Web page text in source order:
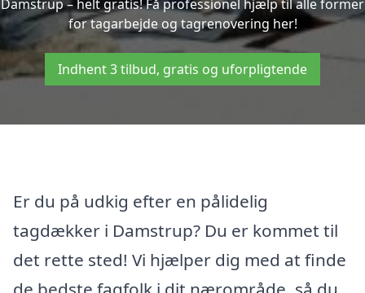
Damstrup – helt gratis! Få professionel hjælp til alle former
for tagarbejde og tagrenovering her!
Indhent 3 tilbud, gratis og uforpligtende
Er du på udkig efter en pålidelig
tagdækker i Damstrup? Du er kommet til
det rette sted! Vi hjælper dig med at finde